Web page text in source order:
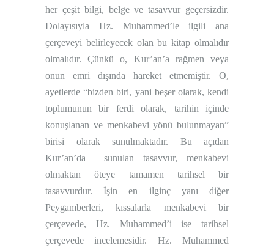
her çeşit bilgi, belge ve tasavvur geçersizdir.
Dolayısıyla Hz. Muhammed’le ilgili ana
çerçeveyi belirleyecek olan bu kitap olmalıdır
olmalıdır. Çünkü o, Kur’an’a rağmen veya
onun emri dışında hareket etmemiştir. O,
ayetlerde “bizden biri, yani beşer olarak, kendi
toplumunun bir ferdi olarak, tarihin içinde
konuşlanan ve menkabevi yönü bulunmayan”
birisi olarak sunulmaktadır. Bu açıdan
Kur’an’da
sunulan tasavvur, menkabevi
olmaktan öteye tamamen tarihsel bir
tasavvurdur. İşin en ilginç yanı diğer
Peygamberleri, kıssalarla menkabevi bir
çerçevede, Hz. Muhammed’i ise tarihsel
çerçevede incelemesidir. Hz. Muhammed